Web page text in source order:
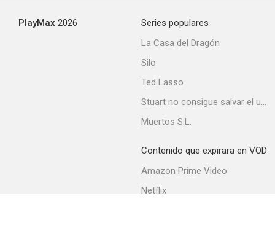
PlayMax 2026
Series populares
La Casa del Dragón
Silo
Ted Lasso
Stuart no consigue salvar el universo
Muertos S.L.
Contenido que expirara en VOD
Amazon Prime Video
Netflix